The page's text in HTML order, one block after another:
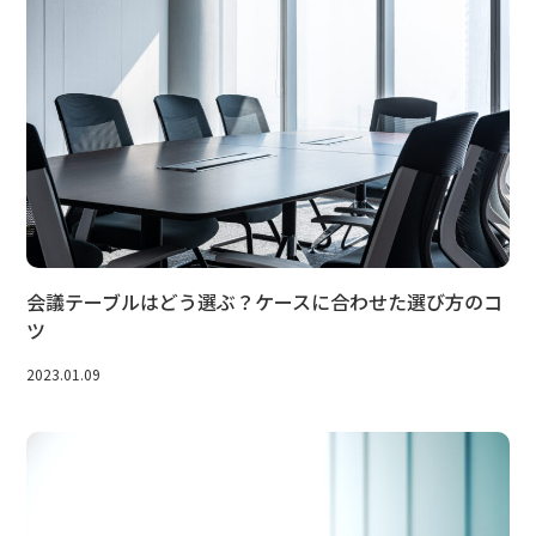
会議テーブルはどう選ぶ？ケースに合わせた選び方のコ
ツ
2023.01.09